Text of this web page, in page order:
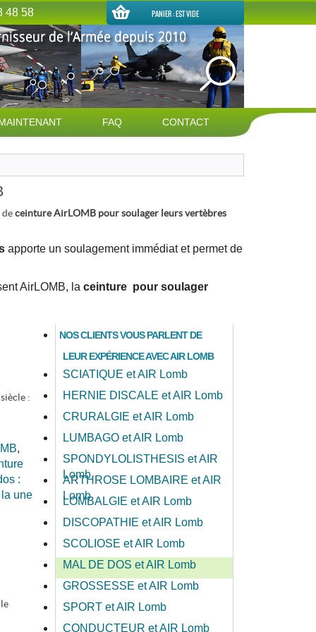
48 58 PANIER :EST VIDE
FAQ CONTACT
ceinture AirLOMB pour soulager leurs vertèbres
apporte un soulagement immédiat et permet de
AirLOMB, la ceinture pour soulager
:
,
:
une
NOS CLIENTS VOUS PARLENT DE
LEUR EXPÉRIENCE AVEC AIR LOMB
SCIATIQUE et AIR Lomb
HERNIE DISCALE et AIR Lomb
CRURALGIE et AIR Lomb
LUMBAGO et AIR Lomb
SPONDYLOLISTHESIS et AIR
Lomb
ARTHROSE LOMBAIRE et AIR
Lomb
LOMBALGIE et AIR Lomb
DISCOPATHIE et AIR Lomb
SCOLIOSE et AIR Lomb
MAL DE DOS et AIR Lomb
GROSSESSE et AIR Lomb
SPORT et AIR Lomb
CONDUCTEUR et AIR Lomb